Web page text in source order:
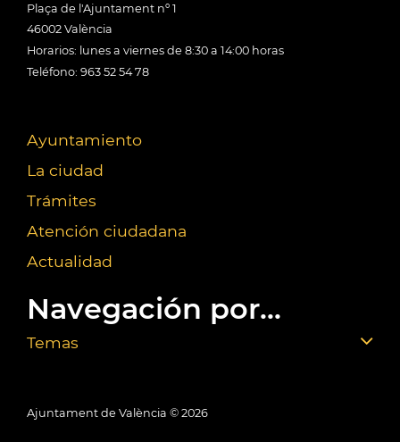
Plaça de l'Ajuntament nº 1
46002 València
Horarios: lunes a viernes de 8:30 a 14:00 horas
Teléfono: 963 52 54 78
Ayuntamiento
La ciudad
Trámites
Atención ciudadana
Actualidad
Navegación por...
Temas
Ajuntament de València © 2026